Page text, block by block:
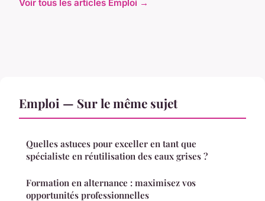
Voir tous les articles Emploi →
Emploi — Sur le même sujet
Quelles astuces pour exceller en tant que
spécialiste en réutilisation des eaux grises ?
Formation en alternance : maximisez vos
opportunités professionnelles